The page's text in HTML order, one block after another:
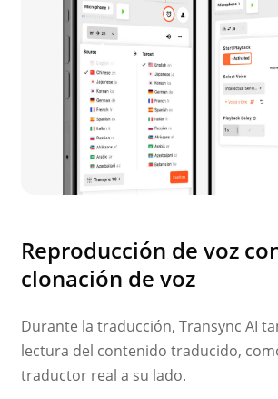
Reproducción de voz
clonación de voz
Durante la traducción, Transync AI
lectura del contenido traducido,
traductor real a su lado.